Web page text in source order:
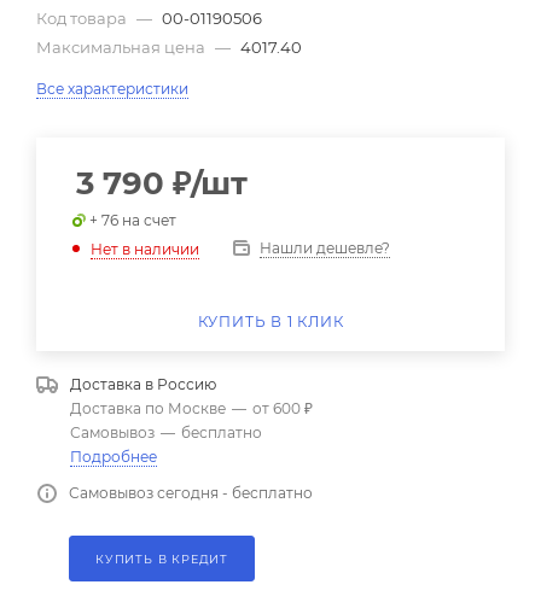
Код товара — 00-01190506
Максимальная цена — 4017.40
Все характеристики
3 790 ₽/шт
+ 76 на счет
Нет в наличии
Нашли дешевле?
КУПИТЬ В 1 КЛИК
Доставка в Россию
Доставка по Москве — от 600 ₽
Самовывоз — бесплатно
Подробнее
Самовывоз сегодня - бесплатно
КУПИТЬ В КРЕДИТ